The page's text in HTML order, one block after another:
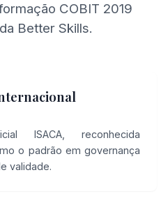
COBIT 2019
Better Skills.
ISACA, reconhecida
o padrão em governança
validade.